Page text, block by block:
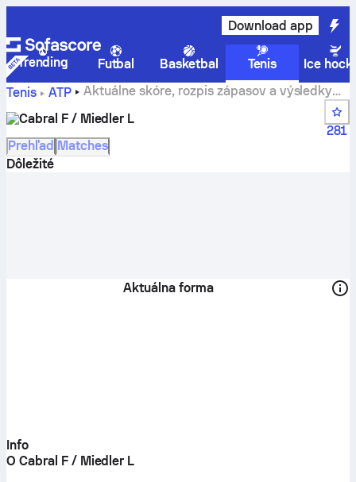
Download app
Trending Futbal Basketbal Tenis
Ice
Tenis
ATP
Aktuálne skóre, rozpis zápasov a výsledky
Cabral F / Miedler L
281
Prehľad Matches
Dôležité
Aktuálna forma
Info
O Cabral F / Miedler L